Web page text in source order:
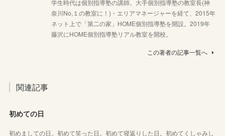
学生時代は個別指導塾の講師。大手個別指導塾の教室長(神
奈川No,１の教室に！)・エリアマネージャーを経て、2015年
ネット上で「第二の家」HOME個別指導塾を開設。2019年
藤沢にHOME個別指導塾リアル教室を開校。
この著者の記事一覧へ
関連記事
初めての日
初めましての日。初めて笑った日。初めて寝返りした日。初めてくしゃみし